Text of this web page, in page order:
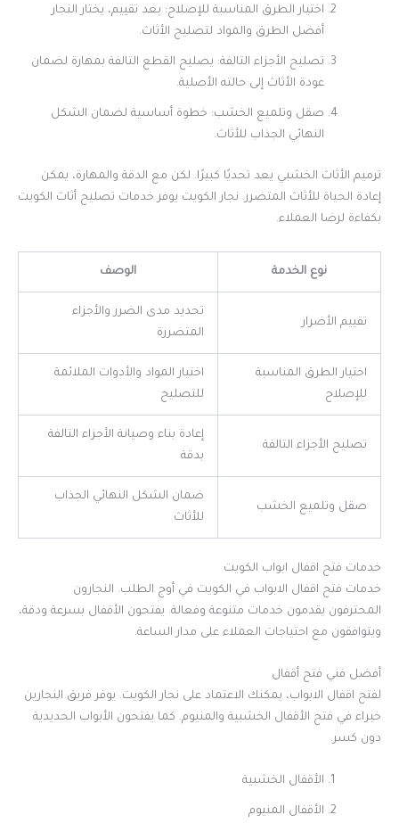
اختيار الطرق المناسبة للإصلاح: بعد تقييم، يختار النجار
أفضل الطرق والمواد لتصليح الأثاث.
تصليح الأجزاء التالفة: يصليح القطع التالفة بمهارة لضمان
عودة الأثاث إلى حالته الأصلية.
صقل وتلميع الخشب: خطوة أساسية لضمان الشكل
النهائي الجذاب للأثاث.
ترميم الأثاث الخشبي يعد تحديًا كبيرًا. لكن مع الدقة والمهارة، يمكن
إعادة الحياة للأثاث المتضرر. نجار الكويت يوفر خدمات تصليح أثاث الكويت
بكفاءة لرضا العملاء.
نوع الخدمة الوصف
تقييم الأضرار
تحديد مدى الضرر والأجزاء
المتضررة
اختيار الطرق المناسبة
للإصلاح
اختيار المواد والأدوات الملائمة
للتصليح
تصليح الأجزاء التالفة
إعادة بناء وصيانة الأجزاء التالفة
بدقة
صقل وتلميع الخشب
ضمان الشكل النهائي الجذاب
للأثاث
خدمات فتح اقفال ابواب الكويت
خدمات فتح اقفال الابواب في الكويت في أوج الطلب. النجارون
المحترفون يقدمون خدمات متنوعة وفعالة. يفتحون الأقفال بسرعة ودقة،
ويتوافقون مع احتياجات العملاء على مدار الساعة.
أفضل فني فتح أقفال
لفتح اقفال الابواب، يمكنك الاعتماد على نجار الكويت. يوفر فريق النجارين
خبراء في فتح الأقفال الخشبية والمنيوم. كما يفتحون الأبواب الحديدية
دون كسر.
الأقفال الخشبية
الأقفال المنيوم